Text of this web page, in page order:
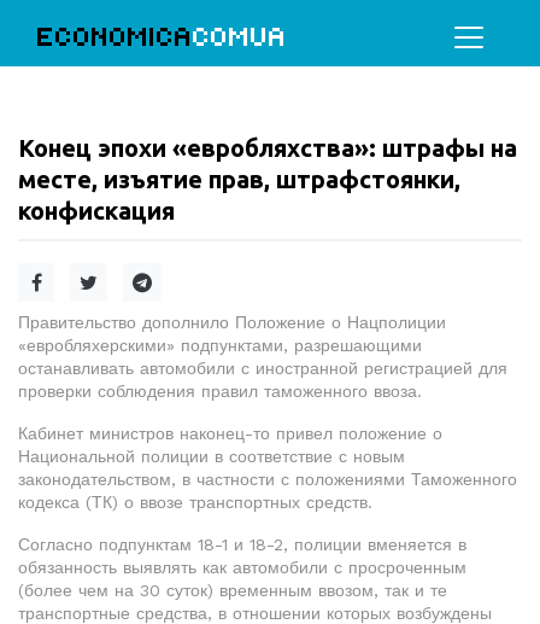
ECONOMICACOMUA
Конец эпохи «евробляхства»: штрафы на
месте, изъятие прав, штрафстоянки,
конфискация
Правительство дополнило Положение о Нацполиции
«евробляхерскими» подпунктами, разрешающими
останавливать автомобили с иностранной регистрацией для
проверки соблюдения правил таможенного ввоза.
Кабинет министров наконец-то привел положение о
Национальной полиции в соответствие с новым
законодательством, в частности с положениями Таможенного
кодекса (ТК) о ввозе транспортных средств.
Согласно подпунктам 18-1 и 18-2, полиции вменяется в
обязанность выявлять как автомобили с просроченным
(более чем на 30 суток) временным ввозом, так и те
транспортные средства, в отношении которых возбуждены